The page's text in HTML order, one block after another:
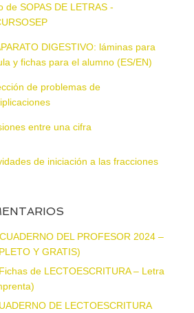
de SOPAS DE LETRAS -
DIGESTIVO: láminas para
y fichas para el alumno (ES/EN)
de problemas de
entre una cifra
de iniciación a las fracciones
DEL PROFESOR 2024 –
Y GRATIS)
Fichas de LECTOESCRITURA – Letra
DE LECTOESCRITURA